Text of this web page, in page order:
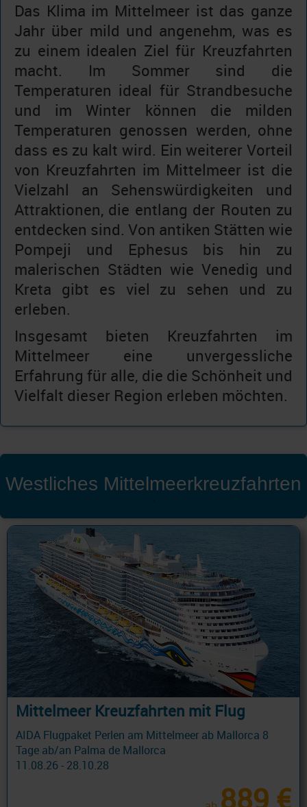
Das Klima im Mittelmeer ist das ganze
Jahr über mild und angenehm, was es
zu einem idealen Ziel für Kreuzfahrten
macht. Im Sommer sind die
Temperaturen ideal für Strandbesuche
und im Winter können die milden
Temperaturen genossen werden, ohne
dass es zu kalt wird. Ein weiterer Vorteil
von Kreuzfahrten im Mittelmeer ist die
Vielzahl an Sehenswürdigkeiten und
Attraktionen, die entlang der Routen zu
entdecken sind. Von antiken Stätten wie
Pompeji und Ephesus bis hin zu
malerischen Städten wie Venedig und
Kreta gibt es viel zu sehen und zu
erleben.
Insgesamt bieten Kreuzfahrten im
Mittelmeer eine unvergessliche
Erfahrung für alle, die die Schönheit und
Vielfalt dieser Region erleben möchten.
Westliches Mittelmeerkreuzfahrten
'
Mittelmeer Kreuzfahrten mit Flug
AIDA Flugpaket Perlen am Mittelmeer ab Mallorca 8
Tage ab/an Palma de Mallorca
11.08.26 - 28.10.28
889 €